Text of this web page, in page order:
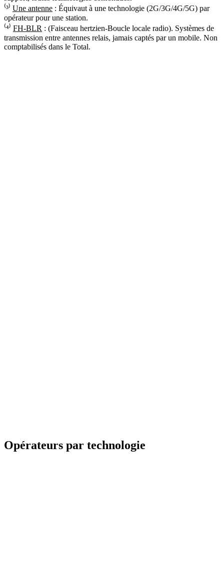
⁽³⁾ Une antenne : Équivaut à une technologie (2G/3G/4G/5G) par
opérateur pour une station.
⁽⁴⁾ FH-BLR : (Faisceau hertzien-Boucle locale radio). Systèmes de
transmission entre antennes relais, jamais captés par un mobile. Non
comptabilisés dans le Total.
Opérateurs par technologie